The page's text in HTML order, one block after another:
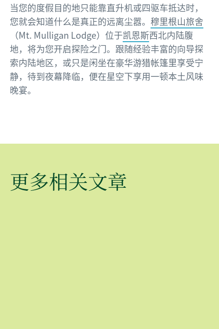
当您的度假目的地只能靠直升机或四驱车抵达时，
您就会知道什么是真正的远离尘嚣。 穆里根山旅舍
（Mt. Mulligan Lodge）位于凯恩斯西北内陆腹
地，将为您开启探险之门。跟随经验丰富的向导探
索内陆地区，或只是闲坐在豪华游猎帐篷里享受宁
静，待到夜幕降临，便在星空下享用一顿本土风味
晚宴。
更多相关文章
澳大利亚精品酒店
系列